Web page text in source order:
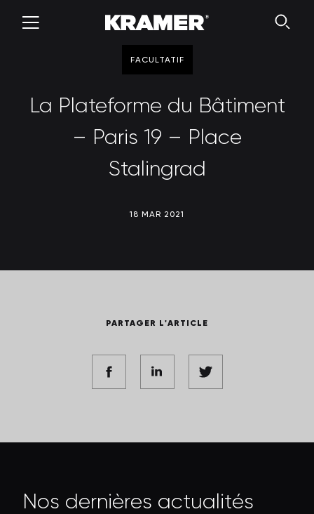
FACULTATIF
La Plateforme du Bâtiment
– Paris 19 – Place
Stalingrad
18 MAR 2021
PARTAGER L'ARTICLE
Nos dernières actua ités